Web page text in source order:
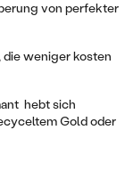
von perfekter
weniger kosten
hebt sich
Gold oder